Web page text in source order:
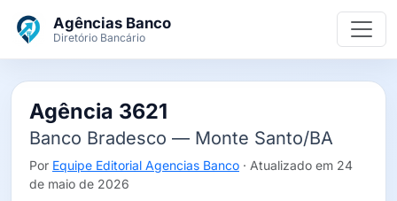
Agências Banco
Diretório Bancário
Agência 3621
Banco Bradesco — Monte Santo/BA
Por Equipe Editorial Agencias Banco · Atualizado em 24
de maio de 2026